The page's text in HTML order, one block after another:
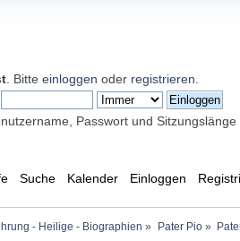
. Bitte einloggen oder registrieren
Passwort und Sitzungslänge
Suche Kalender Einloggen
- Heilige - Biographien » Pater Pio»